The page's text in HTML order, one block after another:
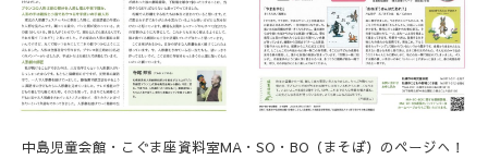
中島児童会館・こぐま座資料室MA・SO・BO（まそぼ）のページへ！